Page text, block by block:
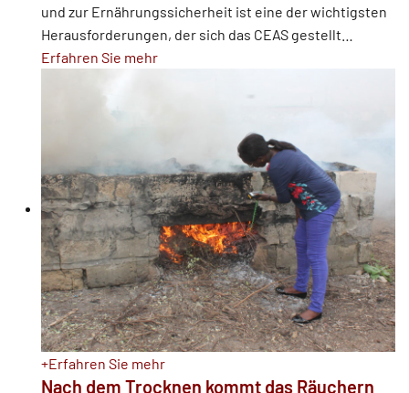
und zur Ernährungssicherheit ist eine der wichtigsten
Herausforderungen, der sich das CEAS gestellt
Erfahren Sie mehr
+Erfahren Sie mehr
Nach dem Trocknen kommt das Räuchern